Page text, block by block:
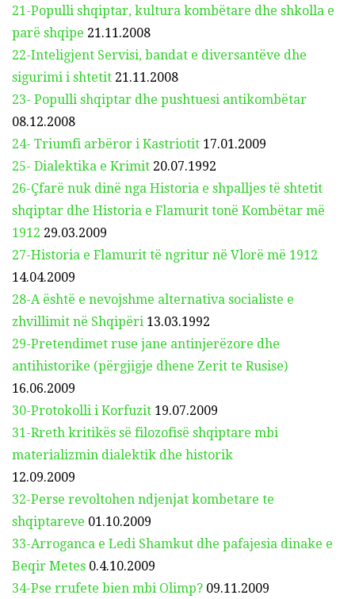
21-Populli shqiptar, kultura kombëtare dhe shkolla e
parë shqipe 21.11.2008
22-Inteligjent Servisi, bandat e diversantëve dhe
sigurimi i shtetit 21.11.2008
23- Populli shqiptar dhe pushtuesi antikombëtar
08.12.2008
24- Triumfi arbëror i Kastriotit 17.01.2009
25- Dialektika e Krimit 20.07.1992
26-Çfarë nuk dinë nga Historia e shpalljes të shtetit
shqiptar dhe Historia e Flamurit tonë Kombëtar më
1912 29.03.2009
27-Historia e Flamurit të ngritur në Vlorë më 1912
14.04.2009
28-A është e nevojshme alternativa socialiste e
zhvillimit në Shqipëri 13.03.1992
29-Pretendimet ruse jane antinjerëzore dhe
antihistorike (përgjigje dhene Zerit te Rusise)
16.06.2009
30-Protokolli i Korfuzit 19.07.2009
31-Rreth kritikës së filozofisë shqiptare mbi
materializmin dialektik dhe historik
12.09.2009
32-Perse revoltohen ndjenjat kombetare te
shqiptareve 01.10.2009
33-Arroganca e Ledi Shamkut dhe pafajesia dinake e
Beqir Metes 0.4.10.2009
34-Pse rrufete bien mbi Olimp? 09.11.2009